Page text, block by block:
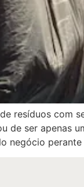
resíduos com
de ser apenas
negócio